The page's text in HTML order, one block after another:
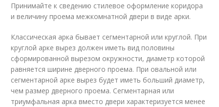
Принимайте к сведению стилевое оформление коридора
и величину проема межкомнатной двери в виде арки.
Классическая арка бывает сегментарной или круглой. При
круглой арке вырез должен иметь вид половины
сформированной вырезом окружности, диаметр которой
равняется ширине дверного проема. При овальной или
сегментарной арке вырез будет иметь больший диаметр,
чем размер дверного проема. Сегментарная или
триумфальная арка вместо двери характеризуется менее